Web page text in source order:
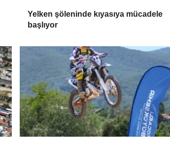
Yelken şöleninde kıyasıya mücadele
başlıyor